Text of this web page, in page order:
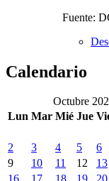
Fuente:
Calendario
Octubre
Lun Mar Mié Jue
2
3 4 5 6
9
10 11 12 13